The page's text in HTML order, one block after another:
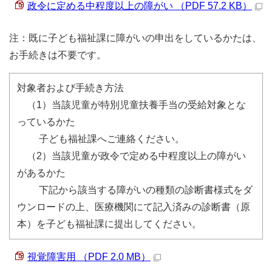
政令に定める中程度以上の障がい （PDF 57.2 KB）
注：既に子ども福祉課に障がいの申出をしているかたは、
お手続きは不要です。
対象者および手続き方法
（1）当該児童が特別児童扶養手当の受給対象とな
っているかた
子ども福祉課へご連絡ください。
（2）当該児童が政令で定める中程度以上の障がい
があるかた
下記から該当する障がいの種類の診断書様式をダ
ウンロードの上、医療機関にて記入済みの診断書（原
本）を子ども福祉課に提出してください。
視覚障害用 （PDF 2.0 MB）